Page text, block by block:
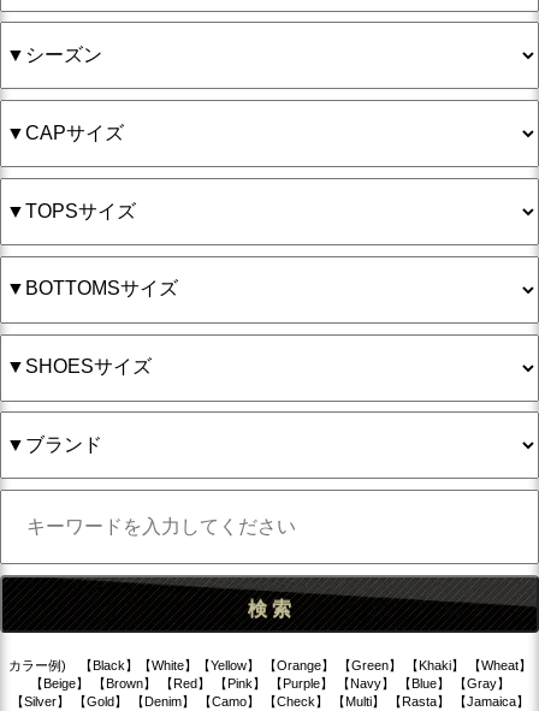
カラー例) 【Black】【White】【Yellow】 【Orange】 【Green】 【Khaki】 【Wheat】
【Beige】 【Brown】 【Red】 【Pink】 【Purple】 【Navy】 【Blue】 【Gray】
【Silver】 【Gold】 【Denim】 【Camo】 【Check】 【Multi】 【Rasta】 【Jamaica】